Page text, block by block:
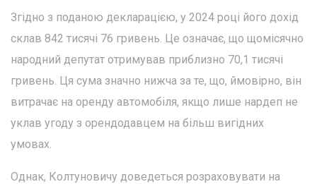
Згідно з поданою декларацією, у 2024 році його дохід
склав 842 тисячі 76 гривень. Це означає, що щомісячно
народний депутат отримував приблизно 70,1 тисячі
гривень. Ця сума значно нижча за те, що, ймовірно, він
витрачає на оренду автомобіля, якщо лише нардеп не
уклав угоду з орендодавцем на більш вигідних
умовах.
Однак, Колтуновичу доведеться розраховувати на